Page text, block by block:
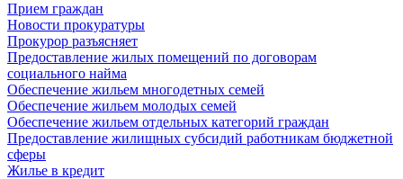
Прием граждан
Новости прокуратуры
Прокурор разъясняет
Предоставление жилых помещений по договорам
социального найма
Обеспечение жильем многодетных семей
Обеспечение жильем молодых семей
Обеспечение жильем отдельных категорий граждан
Предоставление жилищных субсидий работникам бюджетной
сферы
Жилье в кредит